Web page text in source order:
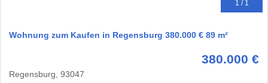
1 / 1
Wohnung zum Kaufen in Regensburg 380.000 € 89 m²
380.000 €
Regensburg, 93047